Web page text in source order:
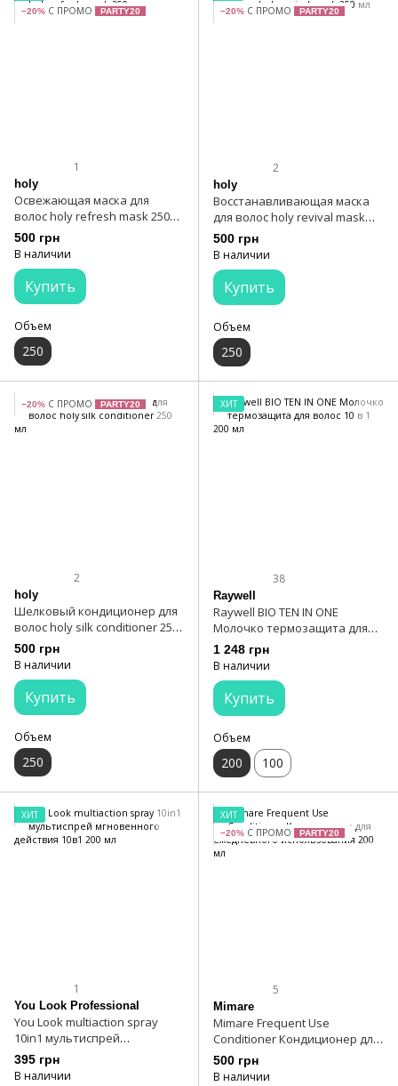
−20% С ПРОМО PARTY20
1
holy
Освежающая маска для
волос holy refresh mask 250
мл
500 грн
В наличии
Купить
Объем
250
−20% С ПРОМО PARTY20
2
holy
Восстанавливающая маска
для волос holy revival mask
250 мл
500 грн
В наличии
Купить
Объем
250
−20% С ПРОМО PARTY20
2
holy
Шелковый кондиционер для
волос holy silk conditioner 250
мл
500 грн
В наличии
Купить
Объем
250
ХИТ
38
Raywell
Raywell BIO TEN IN ONE
Молочко термозащита для
волос 10 в 1 200 мл
1 248 грн
В наличии
Купить
Объем
200 100
ХИТ
1
You Look Professional
You Look multiaction spray
10in1 мультиспрей
мгновенного действия 10в1
200 мл
395 грн
В наличии
ХИТ
−20% С ПРОМО PARTY20
5
Mimare
Mimare Frequent Use
Conditioner Кондиционер для
ежедневного использования
200 мл
500 грн
В наличии